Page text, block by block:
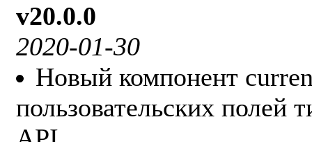
v20.0.0
2020-01-30
Новый компонент
пользовательских полей